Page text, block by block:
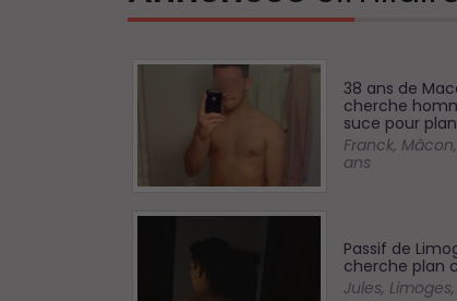
38 ans de
cherche
suce pour plan
Franck, Mâcon,
ans
Passif de
cherche plan
Jules, Limoges,